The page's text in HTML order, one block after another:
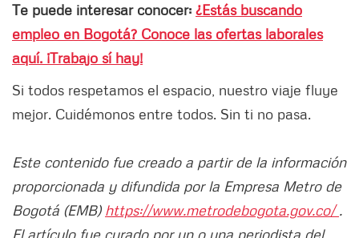
Te puede interesar conocer: ¿Estás buscando
empleo en Bogotá? Conoce las ofertas laborales
aquí. ¡Trabajo sí hay!
Si todos respetamos el espacio, nuestro viaje fluye
mejor. Cuidémonos entre todos. Sin ti no pasa.
Este contenido fue creado a partir de la información
proporcionada y difundida por la Empresa Metro de
Bogotá (EMB) https://www.metrodebogota.gov.co/.
El artículo fue curado por un o una periodista del